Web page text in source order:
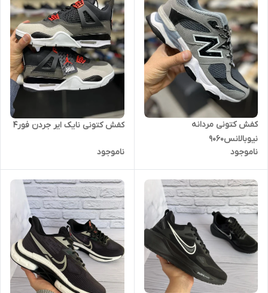
کفش کتونی مردانه
نیوبالانس9060
ناموجود
کفش کتونی نایک ایر جردن فور4
ناموجود